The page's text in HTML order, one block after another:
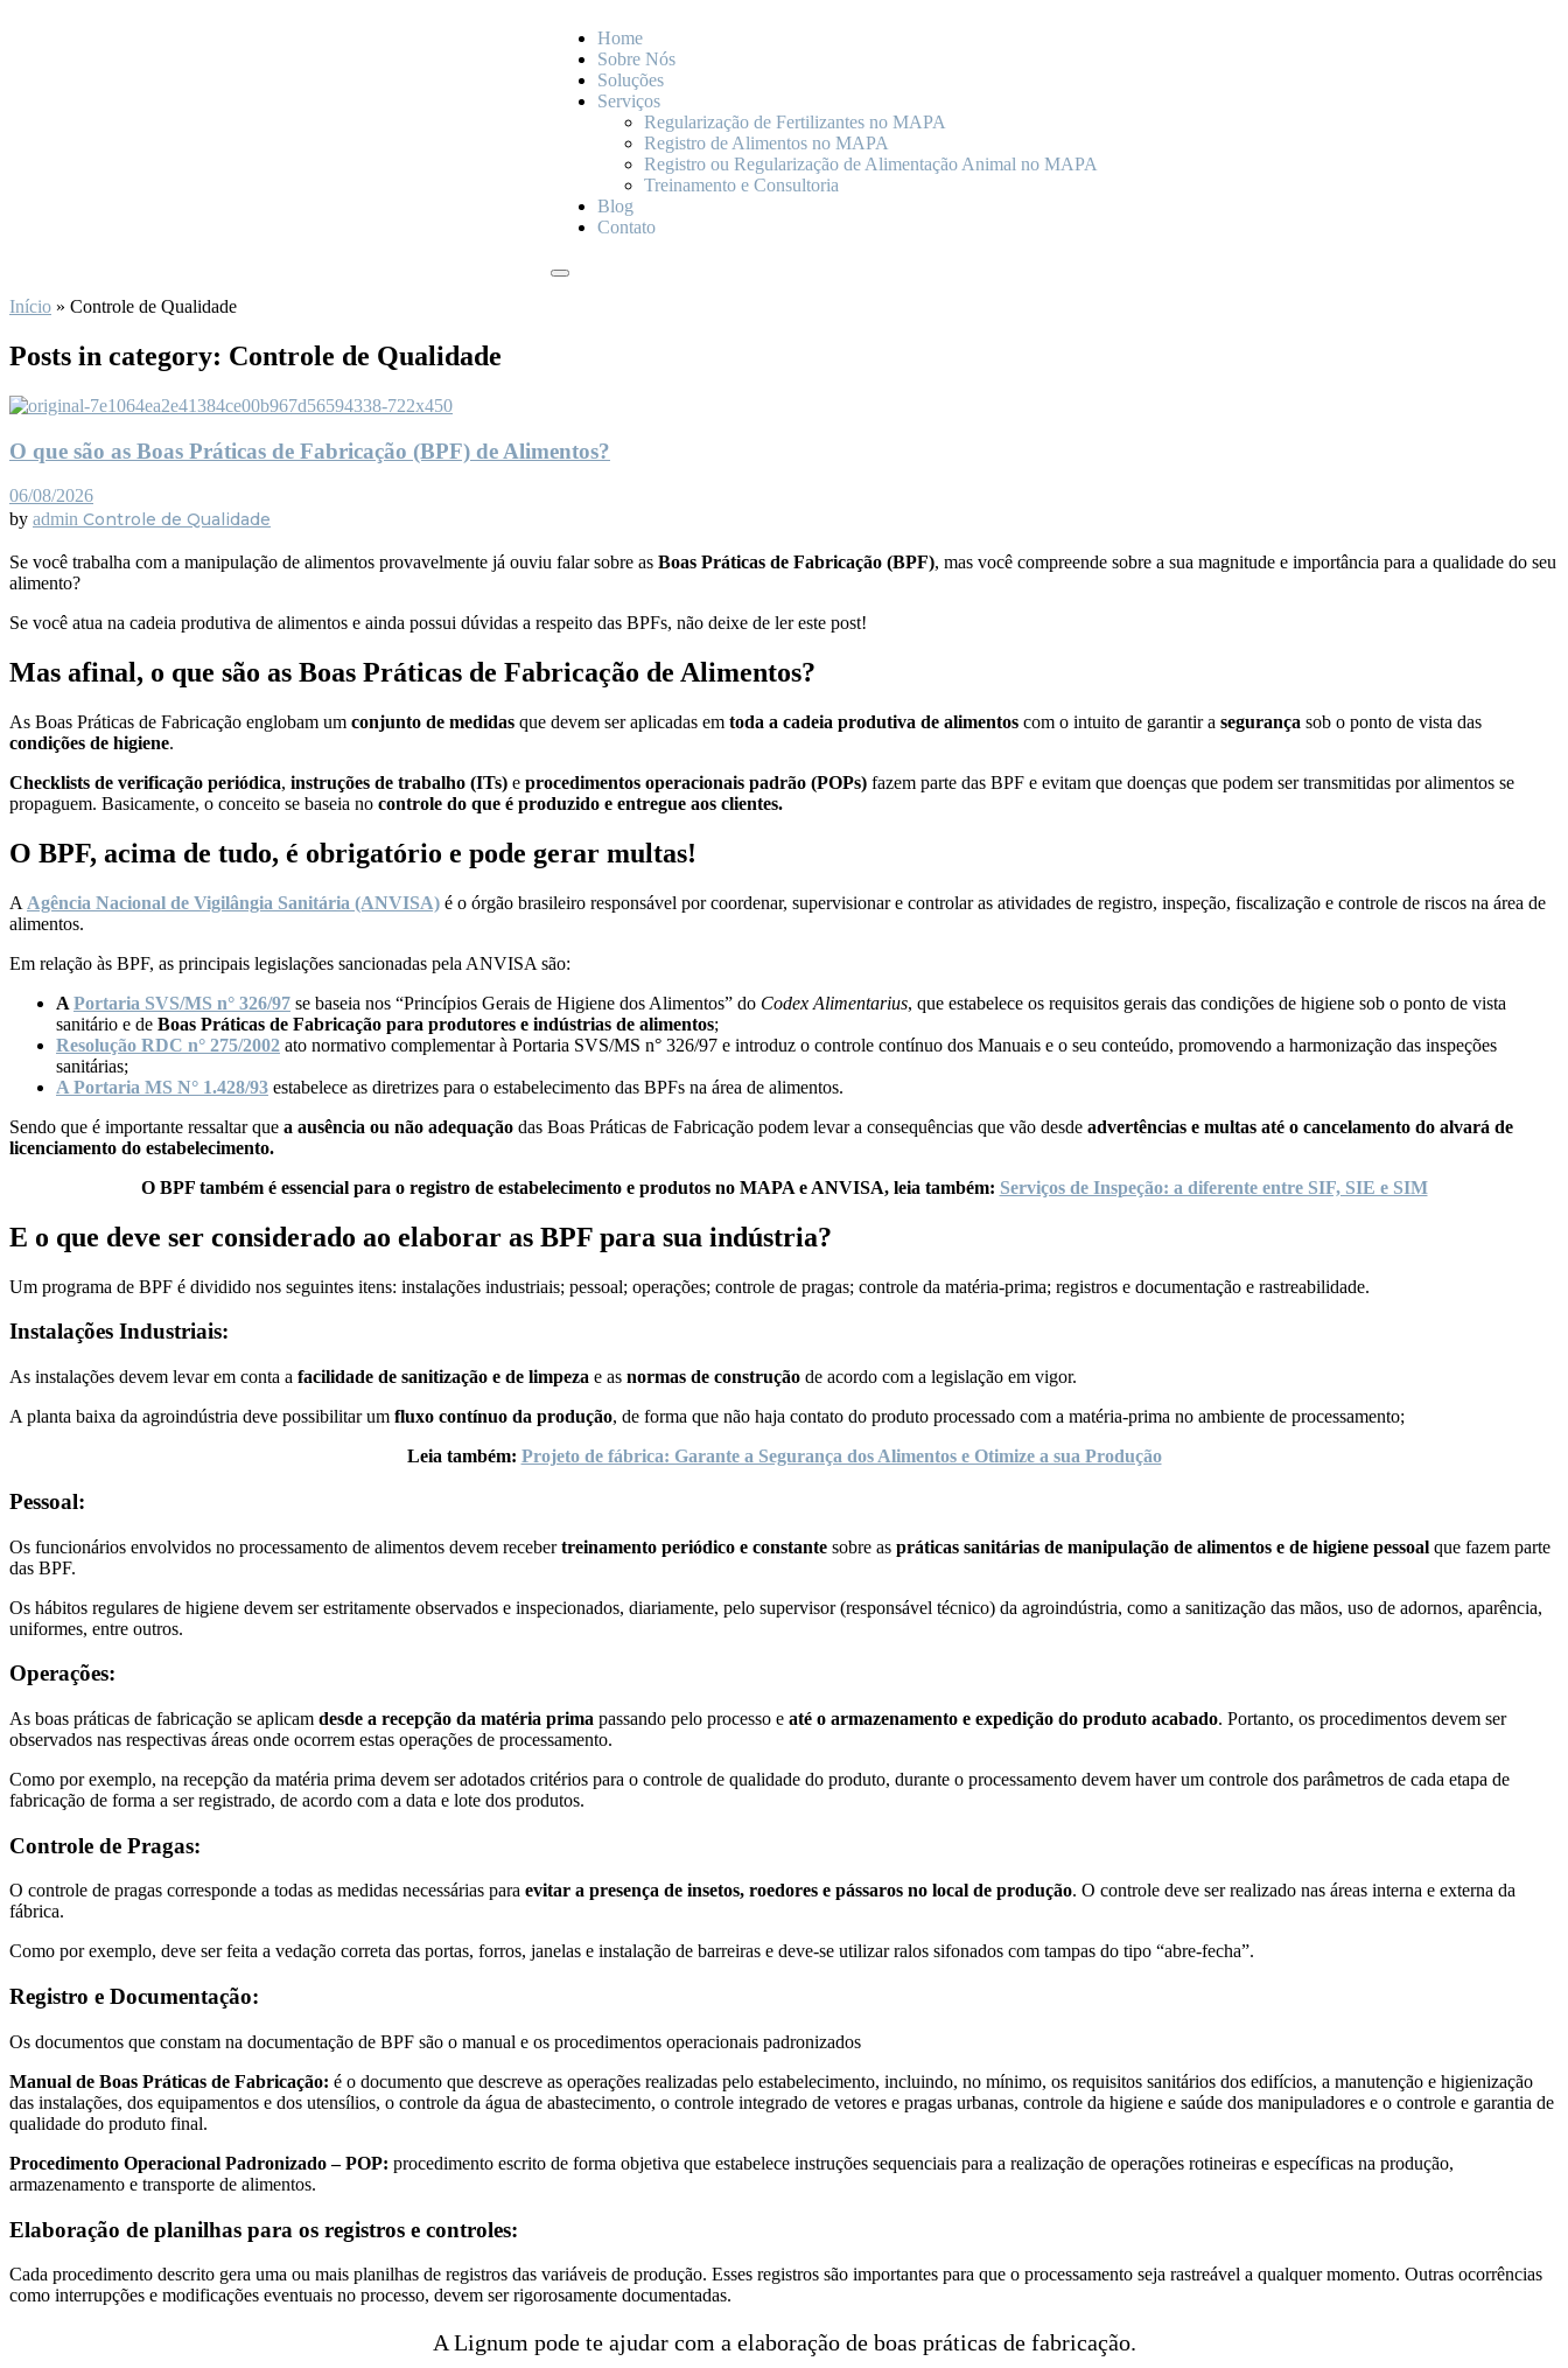
Home
Sobre Nós
Soluções
Serviços
Regularização de Fertilizantes no MAPA
Registro de Alimentos no MAPA
Registro ou Regularização de Alimentação Animal no MAPA
Treinamento e Consultoria
Blog
Contato
Início » Controle de Qualidade
Posts in category: Controle de Qualidade
O que são as Boas Práticas de Fabricação (BPF) de Alimentos?
06/08/2026
by admin Controle de Qualidade
Se você trabalha com a manipulação de alimentos provavelmente já ouviu falar sobre as Boas Práticas de Fabricação (BPF), mas você compreende sobre a sua magnitude e importância para a qualidade do seu
alimento?
Se você atua na cadeia produtiva de alimentos e ainda possui dúvidas a respeito das BPFs, não deixe de ler este post!
Mas afinal, o que são as Boas Práticas de Fabricação de Alimentos?
As Boas Práticas de Fabricação englobam um conjunto de medidas que devem ser aplicadas em toda a cadeia produtiva de alimentos com o intuito de garantir a segurança sob o ponto de vista das
condições de higiene.
Checklists de verificação periódica, instruções de trabalho (ITs) e procedimentos operacionais padrão (POPs) fazem parte das BPF e evitam que doenças que podem ser transmitidas por alimentos se
propaguem. Basicamente, o conceito se baseia no controle do que é produzido e entregue aos clientes.
O BPF, acima de tudo, é obrigatório e pode gerar multas!
A Agência Nacional de Vigilângia Sanitária (ANVISA) é o órgão brasileiro responsável por coordenar, supervisionar e controlar as atividades de registro, inspeção, fiscalização e controle de riscos na área de
alimentos.
Em relação às BPF, as principais legislações sancionadas pela ANVISA são:
A Portaria SVS/MS n° 326/97 se baseia nos “Princípios Gerais de Higiene dos Alimentos” do Codex Alimentarius, que estabelece os requisitos gerais das condições de higiene sob o ponto de vista
sanitário e de Boas Práticas de Fabricação para produtores e indústrias de alimentos;
Resolução RDC n° 275/2002 ato normativo complementar à Portaria SVS/MS n° 326/97 e introduz o controle contínuo dos Manuais e o seu conteúdo, promovendo a harmonização das inspeções
sanitárias;
A Portaria MS N° 1.428/93 estabelece as diretrizes para o estabelecimento das BPFs na área de alimentos.
Sendo que é importante ressaltar que a ausência ou não adequação das Boas Práticas de Fabricação podem levar a consequências que vão desde advertências e multas até o cancelamento do alvará de
licenciamento do estabelecimento.
O BPF também é essencial para o registro de estabelecimento e produtos no MAPA e ANVISA, leia também: Serviços de Inspeção: a diferente entre SIF, SIE e SIM
E o que deve ser considerado ao elaborar as BPF para sua indústria?
Um programa de BPF é dividido nos seguintes itens: instalações industriais; pessoal; operações; controle de pragas; controle da matéria-prima; registros e documentação e rastreabilidade.
Instalações Industriais:
As instalações devem levar em conta a facilidade de sanitização e de limpeza e as normas de construção de acordo com a legislação em vigor.
A planta baixa da agroindústria deve possibilitar um fluxo contínuo da produção, de forma que não haja contato do produto processado com a matéria-prima no ambiente de processamento;
Leia também: Projeto de fábrica: Garante a Segurança dos Alimentos e Otimize a sua Produção
Pessoal:
Os funcionários envolvidos no processamento de alimentos devem recebertreinamento periódico e constante sobre as práticas sanitárias de manipulação de alimentos e de higiene pessoal que fazem parte
das BPF.
Os hábitos regulares de higiene devem ser estritamente observados e inspecionados, diariamente, pelo supervisor (responsável técnico) da agroindústria, como a sanitização das mãos, uso de adornos, aparência,
uniformes, entre outros.
Operações:
As boas práticas de fabricação se aplicam desde a recepção da matéria prima passando pelo processo e até o armazenamento e expedição do produto acabado. Portanto, os procedimentos devem ser
observados nas respectivas áreas onde ocorrem estas operações de processamento.
Como por exemplo, na recepção da matéria prima devem ser adotados critérios para o controle de qualidade do produto, durante o processamento devem haver um controle dos parâmetros de cada etapa de
fabricação de forma a ser registrado, de acordo com a data e lote dos produtos.
Controle de Pragas:
O controle de pragas corresponde a todas as medidas necessárias para evitar a presença de insetos, roedores e pássaros no local de produção. O controle deve ser realizado nas áreas interna e externa da
fábrica.
Como por exemplo, deve ser feita a vedação correta das portas, forros, janelas e instalação de barreiras e deve-se utilizar ralos sifonados com tampas do tipo “abre-fecha”.
Registro e Documentação:
Os documentos que constam na documentação de BPF são o manual e os procedimentos operacionais padronizados
Manual de Boas Práticas de Fabricação: é o documento que descreve as operações realizadas pelo estabelecimento, incluindo, no mínimo, os requisitos sanitários dos edifícios, a manutenção e higienização
das instalações, dos equipamentos e dos utensílios, o controle da água de abastecimento, o controle integrado de vetores e pragas urbanas, controle da higiene e saúde dos manipuladores e o controle e garantia de
qualidade do produto final.
Procedimento Operacional Padronizado – POP: procedimento escrito de forma objetiva que estabelece instruções sequenciais para a realização de operações rotineiras e específicas na produção,
armazenamento e transporte de alimentos.
Elaboração de planilhas para os registros e controles:
Cada procedimento descrito gera uma ou mais planilhas de registros das variáveis de produção. Esses registros são importantes para que o processamento seja rastreável a qualquer momento. Outras ocorrências
como interrupções e modificações eventuais no processo, devem ser rigorosamente documentadas.
A Lignum pode te ajudar com a elaboração de boas práticas de fabricação.